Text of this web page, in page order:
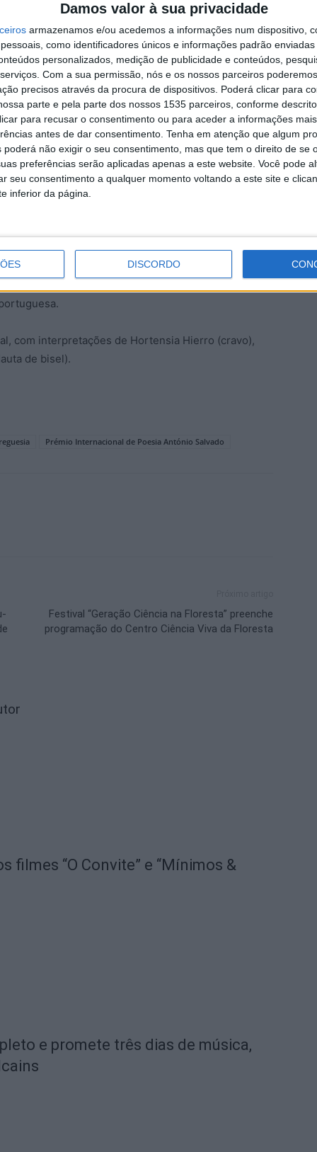
Damos valor à sua privacidade
armazenamos e/ou acedemos a informações num dispositivo,
como identificadores únicos e informações padrão
personalizados, medição de publicidade e conteúdos,
Com a sua permissão, nós e os nossos parceiros
precisos através da procura de dispositivos. Poderá clicar para
parte e pela parte dos nossos 1535 parceiros, conforme
para recusar o consentimento ou para aceder a informações
antes de dar consentimento. Tenha em atenção que algum
poderá não exigir o seu consentimento, mas que tem o direito de se
preferências serão aplicadas apenas a este website. Você pode
seu consentimento a qualquer momento voltando a este site e
inferior da página.
DISCORDO
que a Instrumenteca reúne a coleção de
César Viana, resultado de vários anos de
Este acervo constitui um importante
instrumentos históricos e tradicionais, oferecendo
de sonoridades e práticas musicais
expositivo, reforçando o papel da Casa do
e, no caso, de valorização do património
5ª edição do Prémio Internacional de Poesia
iniciativa que distingue e promove a criação poética
António Salvado e contribuindo para a
com interpretações de Hortensia Hierro (cravo),
de bisel).
Prémio Internacional de Poesia António Salvado
Festival “Geração Ciência na Floresta” preenche
programação do Centro Ciência Viva da Floresta
filmes “O Convite” e “Mínimos &
e promete três dias de música,
5